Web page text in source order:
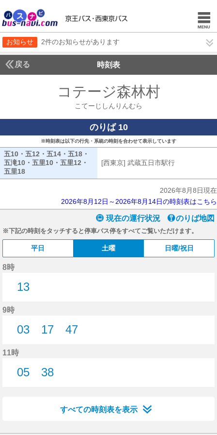
お知らせ 2件のお知らせがあります
戻る 時刻表
コテージ森林村
こてーじしんりんむら
のりば 10
※時刻表は以下の行先・系統の時刻を合わせて表示しています
五10・五12・五14・五18・
五滝10・五里10・五里12・
五里18
[西東京] 武蔵五日市駅行
2026年8月8日現在
2026年8月12日～2026年8月14日の時刻表はこちら
現在の運行状況 のりば地図
※下記の時刻をタッチすると停車バス停をすべてご覧いただけます。
平日 土曜 日曜/祝日
8時
13
9時
03
17
47
11時
05
38
すべての時刻表を表示